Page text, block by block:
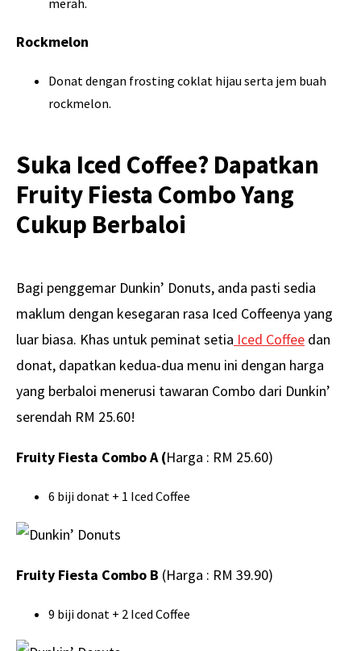
merah.
Rockmelon
Donat dengan frosting coklat hijau serta jem buah
rockmelon.
Suka Iced Coffee? Dapatkan
Fruity Fiesta Combo Yang
Cukup Berbaloi
Bagi penggemar Dunkin’ Donuts, anda pasti sedia
maklum dengan kesegaran rasa Iced Coffeenya yang
luar biasa. Khas untuk peminat setia Iced Coffee dan
donat, dapatkan kedua-dua menu ini dengan harga
yang berbaloi menerusi tawaran Combo dari Dunkin’
serendah RM 25.60!
Fruity Fiesta Combo A (Harga : RM 25.60)
6 biji donat + 1 Iced Coffee
Fruity Fiesta Combo B (Harga : RM 39.90)
9 biji donat + 2 Iced Coffee